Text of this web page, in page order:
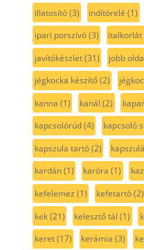
illatosító(3) indítórelé (1)
ipari porszívó(3) italkorlát
javítókészlet(31) jobb
jégkocka készítő(2)
kanna (1) kanál (2)
kapcsolórúd(4) kapcsoló
kapszula tartó(2)
kardán(1) karóra (1)
kefelemez (1) kefetartó(2)
kek(21) kelesztő tál (1)
keret(17) kerámia (3)